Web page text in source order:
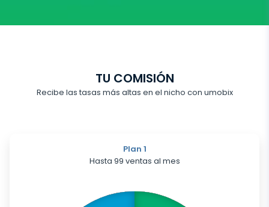
TU COMISIÓN
Recibe las tasas más altas en el nicho con umobix
Plan 1
Hasta 99 ventas al mes